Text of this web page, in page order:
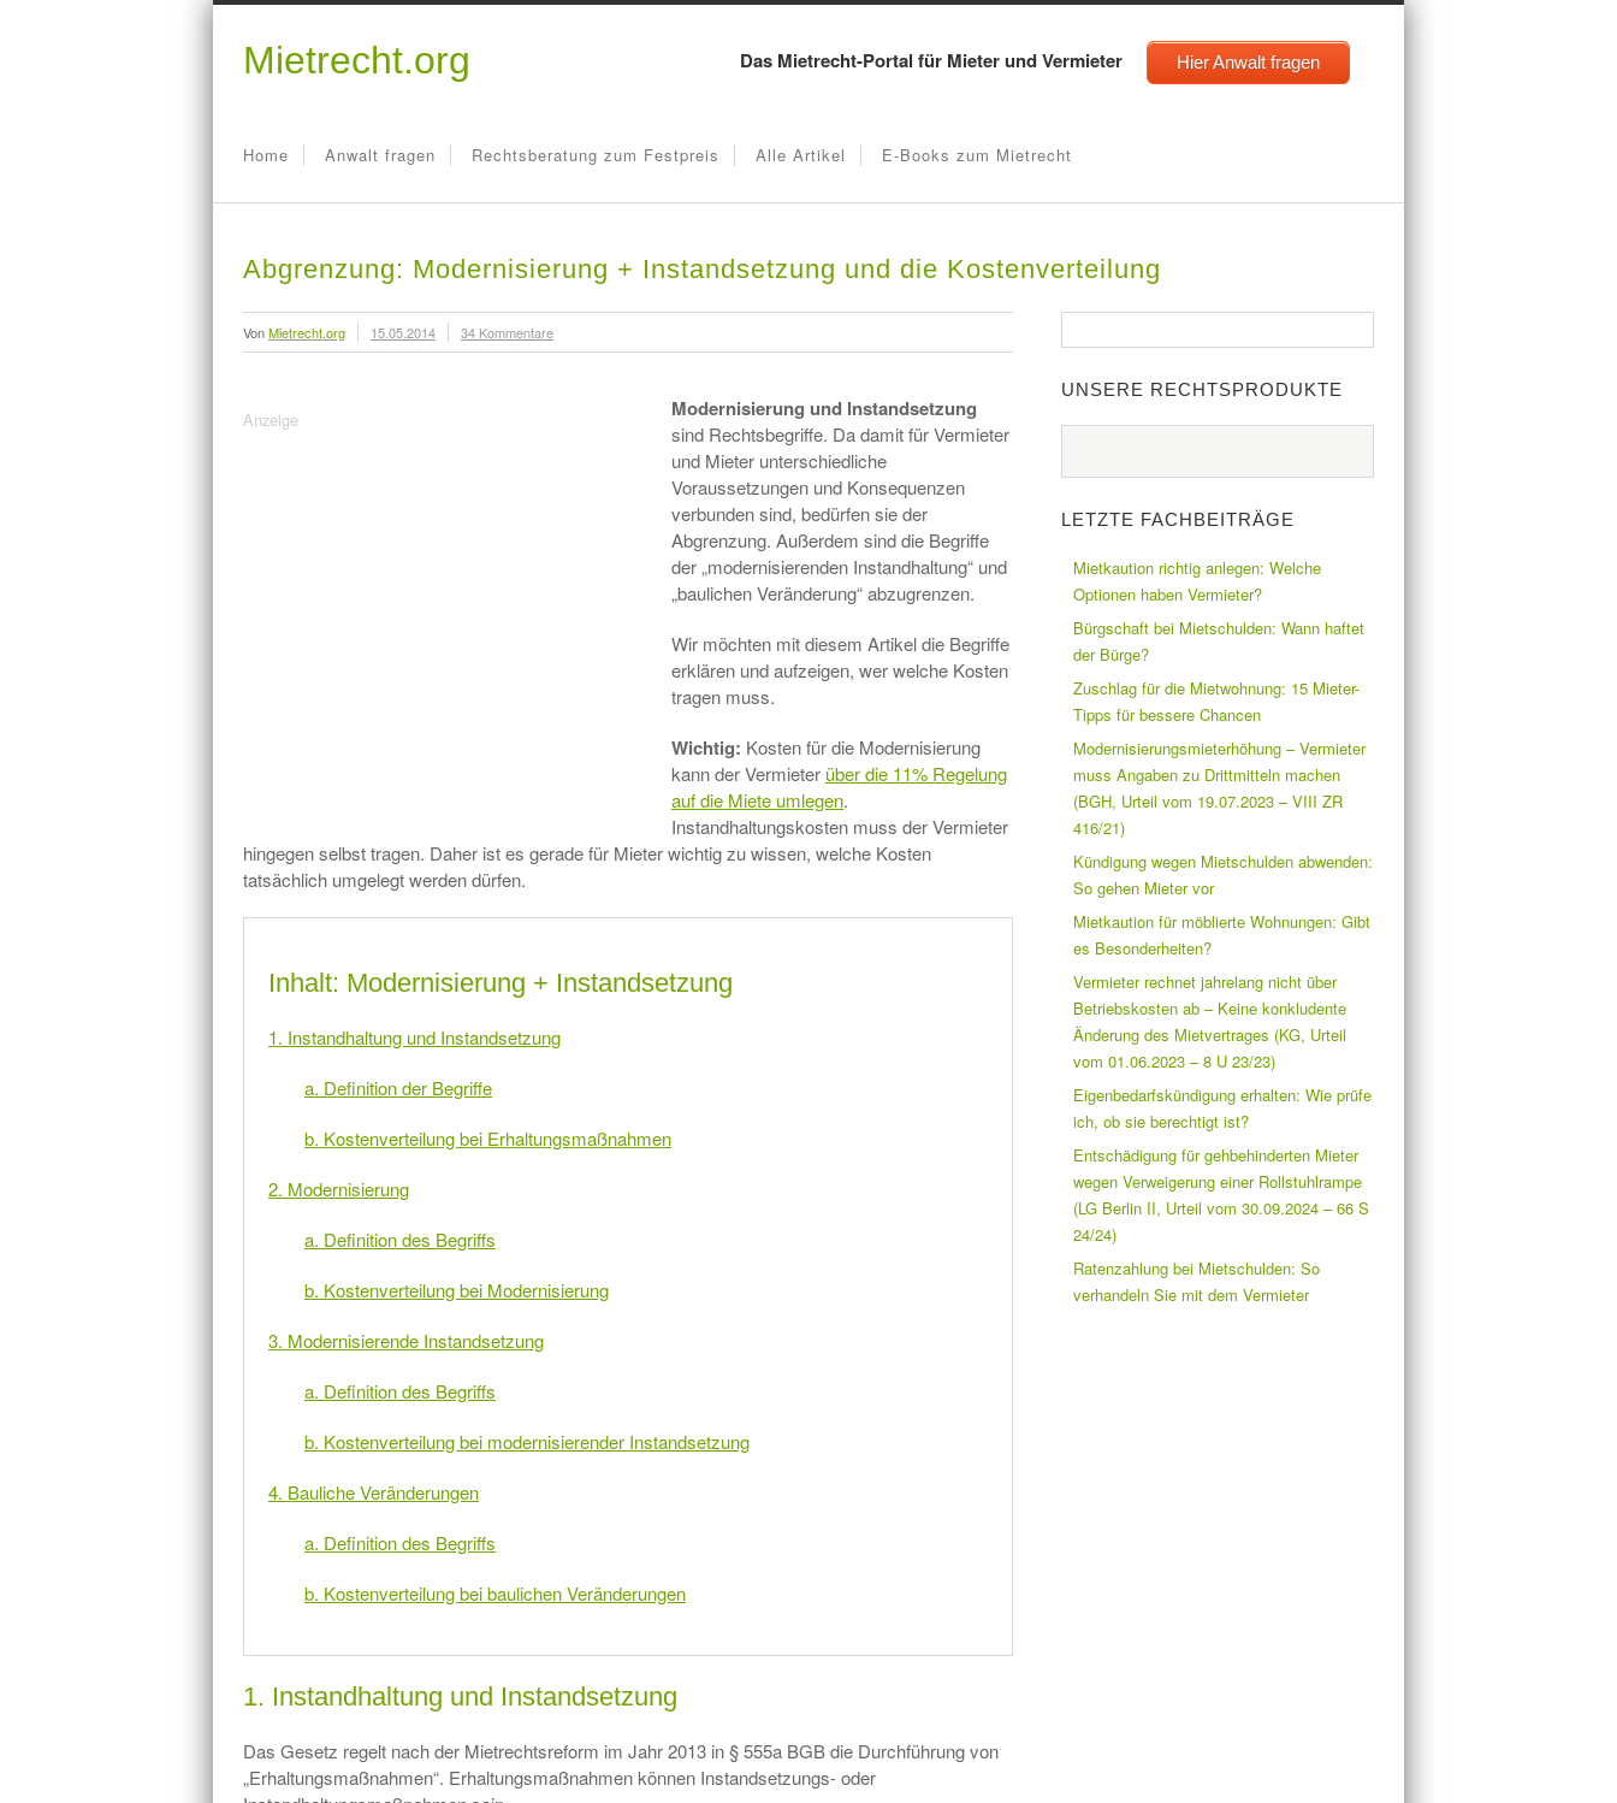
Mietrecht.org Das Mietrecht-Portal für Mieter und Vermieter Hier Anwalt fragen
Home Anwalt fragen Rechtsberatung zum Festpreis Alle Artikel E-Books zum Mietrecht
Abgrenzung: Modernisierung + Instandsetzung und die Kostenverteilung
VonMietrecht.org 15.05.2014 34 Kommentare
Modernisierung und Instandsetzung
sind Rechtsbegriffe. Da damit für Vermieter
und Mieter unterschiedliche
Voraussetzungen und Konsequenzen
verbunden sind, bedürfen sie der
Abgrenzung. Außerdem sind die Begriffe
der „modernisierenden Instandhaltung“ und
„baulichen Veränderung“ abzugrenzen.
Wir möchten mit diesem Artikel die Begriffe
erklären und aufzeigen, wer welche Kosten
tragen muss.
Wichtig: Kosten für die Modernisierung
kann der Vermieter über die 11% Regelung
auf die Miete umlegen.
Instandhaltungskosten muss der Vermieter
hingegen selbst tragen. Daher ist es gerade für Mieter wichtig zu wissen, welche Kosten
tatsächlich umgelegt werden dürfen.
Inhalt: Modernisierung + Instandsetzung
1. Instandhaltung und Instandsetzung
a. Definition der Begriffe
b. Kostenverteilung bei Erhaltungsmaßnahmen
2. Modernisierung
a. Definition des Begriffs
b. Kostenverteilung bei Modernisierung
3. Modernisierende Instandsetzung
a. Definition des Begriffs
b. Kostenverteilung bei modernisierender Instandsetzung
4. Bauliche Veränderungen
a. Definition des Begriffs
b. Kostenverteilung bei baulichen Veränderungen
1. Instandhaltung und Instandsetzung
Das Gesetz regelt nach der Mietrechtsreform im Jahr 2013 in § 555a BGB die Durchführung von
„Erhaltungsmaßnahmen“. Erhaltungsmaßnahmen können Instandsetzungs- oder
UNSERE RECHTSPRODUKTE
LETZTE FACHBEITRÄGE
Mietkaution richtig anlegen: Welche
Optionen haben Vermieter?
Bürgschaft bei Mietschulden: Wann haftet
der Bürge?
Zuschlag für die Mietwohnung: 15 Mieter-
Tipps für bessere Chancen
Modernisierungsmieterhöhung – Vermieter
muss Angaben zu Drittmitteln machen
(BGH, Urteil vom 19.07.2023 – VIII ZR
416/21)
Kündigung wegen Mietschulden abwenden:
So gehen Mieter vor
Mietkaution für möblierte Wohnungen: Gibt
es Besonderheiten?
Vermieter rechnet jahrelang nicht über
Betriebskosten ab – Keine konkludente
Änderung des Mietvertrages (KG, Urteil
vom 01.06.2023 – 8 U 23/23)
Eigenbedarfskündigung erhalten: Wie prüfe
ich, ob sie berechtigt ist?
Entschädigung für gehbehinderten Mieter
wegen Verweigerung einer Rollstuhlrampe
(LG Berlin II, Urteil vom 30.09.2024 – 66 S
24/24)
Ratenzahlung bei Mietschulden: So
verhandeln Sie mit dem Vermieter